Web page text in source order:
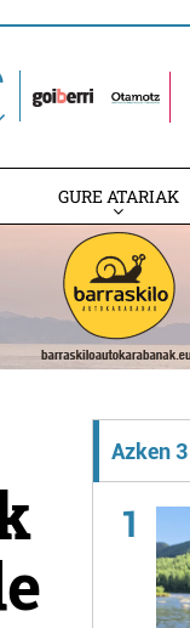
GURE ATARIAK
Azken
1